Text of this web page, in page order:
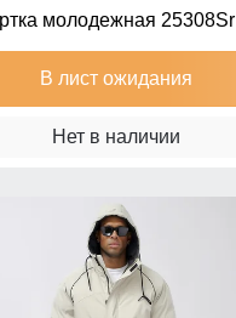
молодежная 25308Sr
В лист ожидания
Нет в наличии